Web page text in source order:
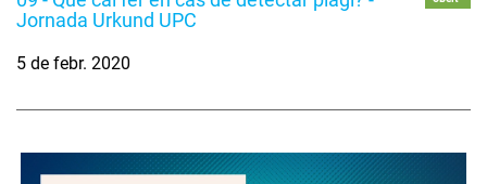
Jornada Urkund UPC
5 de febr. 2020